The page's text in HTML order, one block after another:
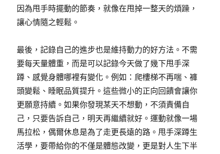
因為甩手時擺動的節奏，就像在甩掉一整天的煩躁，
讓心情隨之輕鬆。
最後，記錄自己的進步也是維持動力的好方法。不需
要每天量體重，而是可以記錄今天做了幾下甩手深
蹲、感覺身體哪裡有變化。例如：爬樓梯不再喘、褲
頭變鬆、睡眠品質提升。這些微小的正向回饋會讓你
更願意持續。如果你發現某天不想動，不須責備自
己，只要告訴自己，明天再繼續就好。運動就像一場
馬拉松，偶爾休息是為了走更長遠的路。甩手深蹲生
活學，要帶給你的不僅是體態改變，更是對人生下半